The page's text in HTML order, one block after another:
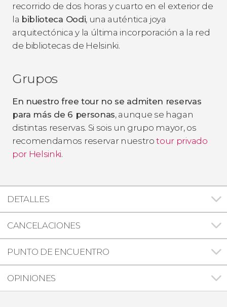
recorrido de dos horas y cuarto en el exterior de
la biblioteca Oodi, una auténtica joya
arquitectónica y la última incorporación a la red
de bibliotecas de Helsinki.
Grupos
En nuestro free tour no se admiten reservas
para más de 6 personas, aunque se hagan
distintas reservas. Si sois un grupo mayor, os
recomendamos reservar nuestrotour privado
por Helsinki.
DETALLES
CANCELACIONES
PUNTO DE ENCUENTRO
OPINIONES